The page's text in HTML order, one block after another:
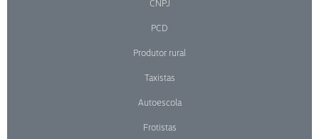
CNPJ
PCD
Produtor rural
Taxistas
Autoescola
Frotistas